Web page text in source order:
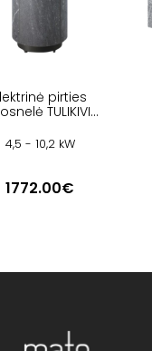
pirties
TULIKIVI
4,5 - 10,2 kW
1772.00€